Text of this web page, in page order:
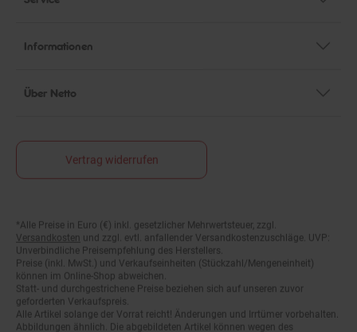
Informationen
Über Netto
Vertrag widerrufen
Fußnoten
Versandkosten und zzgl. evtl. anfallender Versandkostenzuschläge. UVP:
Unverbindliche Preisempfehlung des Herstellers.
Preise (inkl. MwSt.) und Verkaufseinheiten (Stückzahl/Mengeneinheit)
können im Online-Shop abweichen.
Statt- und durchgestrichene Preise beziehen sich auf unseren zuvor
geforderten Verkaufspreis.
Alle Artikel solange der Vorrat reicht! Änderungen und Irrtümer vorbehalten.
Abbildungen ähnlich. Die abgebildeten Artikel können wegen des